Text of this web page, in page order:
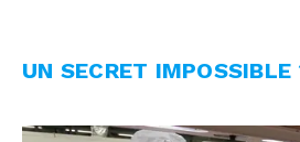
UN SECRET IMPOSSIBLE